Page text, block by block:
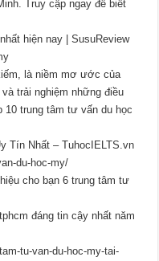
Truy cập ngay để biết
hiện nay | SusuReview
là niềm mơ ước của
trải nghiệm những điều
10 trung tâm tư vấn du học
Tín Nhất – TuhocIELTS.vn
du-hoc-my/
cho bạn 6 trung tâm tư
đáng tin cậy nhất năm
tu-van-du-hoc-my-tai-